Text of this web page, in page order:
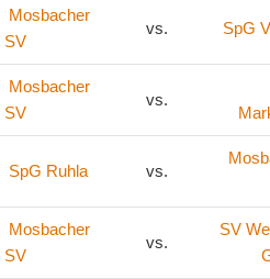
Mosbacher
SV
vs. SpG
Mosbacher
SV
vs.
SpG Ruhla vs.
Mosbacher
SV
vs.
SV